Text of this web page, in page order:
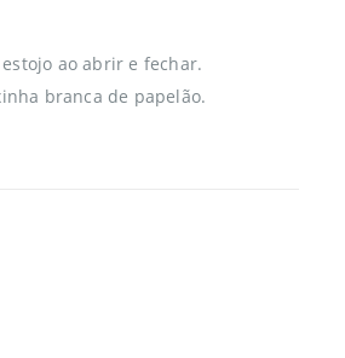
ao abrir e fechar.
branca de papelão.